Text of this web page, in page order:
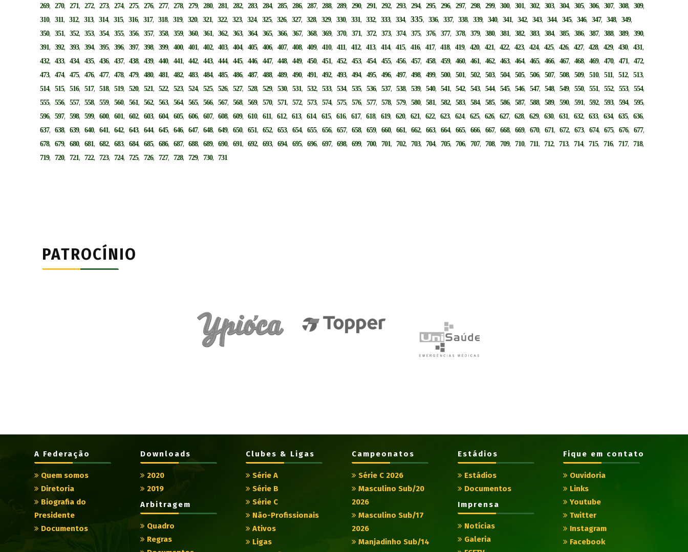
269,270,271,272,273,274,275,276,277,278,279,280,281,282,283,284,285,286,287,288,289,290,291,292,293,294,295,296,297,298,299,300,301,302,303,304,305,306,307,308,309,
310,311,312,313,314,315,316,317,318,319,320,321,322,323,324,325,326,327,328,329,330,331,332,333,334,335,336,337,338,339,340,341,342,343,344,345,346,347,348,349,
350,351,352,353,354,355,356,357,358,359,360,361,362,363,364,365,366,367,368,369,370,371,372,373,374,375,376,377,378,379,380,381,382,383,384,385,386,387,388,389,390,
391,392,393,394,395,396,397,398,399,400,401,402,403,404,405,406,407,408,409,410,411,412,413,414,415,416,417,418,419,420,421,422,423,424,425,426,427,428,429,430,431,
432,433,434,435,436,437,438,439,440,441,442,443,444,445,446,447,448,449,450,451,452,453,454,455,456,457,458,459,460,461,462,463,464,465,466,467,468,469,470,471,472,
473,474,475,476,477,478,479,480,481,482,483,484,485,486,487,488,489,490,491,492,493,494,495,496,497,498,499,500,501,502,503,504,505,506,507,508,509,510,511,512,513,
514,515,516,517,518,519,520,521,522,523,524,525,526,527,528,529,530,531,532,533,534,535,536,537,538,539,540,541,542,543,544,545,546,547,548,549,550,551,552,553,554,
555,556,557,558,559,560,561,562,563,564,565,566,567,568,569,570,571,572,573,574,575,576,577,578,579,580,581,582,583,584,585,586,587,588,589,590,591,592,593,594,595,
596,597,598,599,600,601,602,603,604,605,606,607,608,609,610,611,612,613,614,615,616,617,618,619,620,621,622,623,624,625,626,627,628,629,630,631,632,633,634,635,636,
637,638,639,640,641,642,643,644,645,646,647,648,649,650,651,652,653,654,655,656,657,658,659,660,661,662,663,664,665,666,667,668,669,670,671,672,673,674,675,676,677,
678,679,680,681,682,683,684,685,686,687,688,689,690,691,692,693,694,695,696,697,698,699,700,701,702,703,704,705,706,707,708,709,710,711,712,713,714,715,716,717,718,
719,720,721,722,723,724,725,726,727,728,729,730,731
PATROCÍNIO
A Federação
Quem somos
Diretoria
Biografia do
Presidente
Documentos
Downloads
2020
2019
Arbitragem
Quadro
Regras
Clubes & Ligas
Série A
Série B
Série C
Não-Profissionais
Ativos
Ligas
Campeonatos
Série C 2026
Masculino Sub/20
2026
Masculino Sub/17
2026
Manjadinho Sub/14
Estádios
Estádios
Documentos
Imprensa
Notícias
Galeria
Fique em contato
Ouvidoria
Links
Youtube
Twitter
Instagram
Facebook